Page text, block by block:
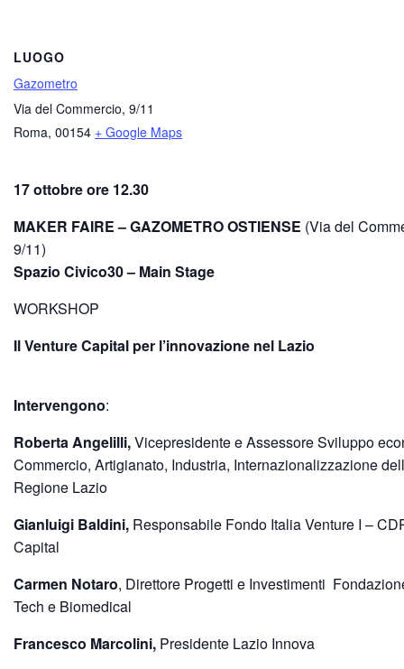
LUOGO
Gazometro
Via del Commercio, 9/11
Roma, 00154 + Google Maps
17 ottobre ore 12.30
MAKER FAIRE – GAZOMETRO OSTIENSE (Via del
9/11)
Spazio Civico30 – Main Stage
WORKSHOP
Il Venture Capital per l’innovazione nel Lazio
Intervengono:
Roberta Angelilli,Vicepresidente e Assessore Sviluppo
Commercio, Artigianato, Industria, Internazionalizzazione
Regione Lazio
Gianluigi Baldini, Responsabile Fondo Italia Venture I –
Capital
Carmen Notaro, Direttore Progetti e Investimenti
Tech e Biomedical
Francesco Marcolini, Presidente Lazio Innova